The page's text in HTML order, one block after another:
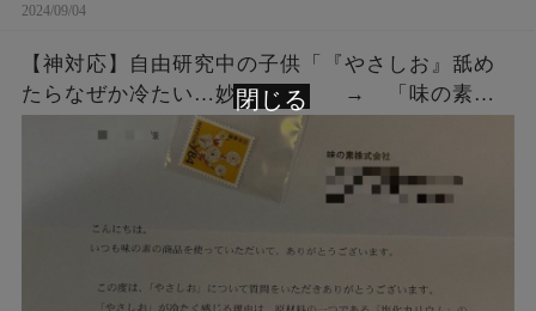
2024/09/04
【神対応】自由研究中の子供「『やさしお』舐め
たらなぜか冷たい…妙だな…」 → 「味の素」
にメールではなく直接手紙を出したら、企業から
◯◯◯をもらう！
閉じる